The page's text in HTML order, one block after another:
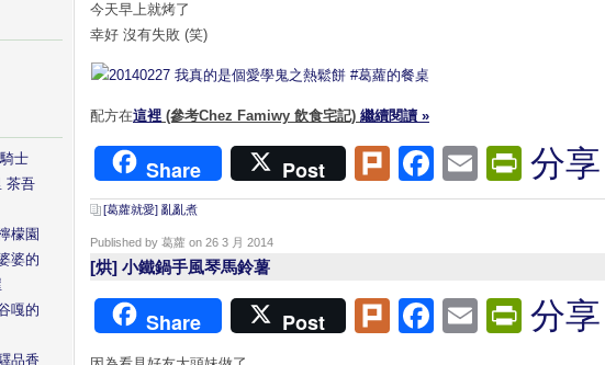
今天早上就烤了
幸好 沒有失敗 (笑)
配方在這裡 (參考Chez Famiwy 飲食宅記) 繼續閱讀 »
Share Post PlurkFacebook
Email分享
[葛蘿就愛] 亂亂煮
Published by 葛蘿 on 26 3 月 2014
[烘] 小鐵鍋手風琴馬鈴薯
Share Post PlurkFacebook
Email分享
士
茶吾
檬園
婆的
嘎的
品香